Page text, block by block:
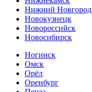
Нижний Новгород
Новокузнецк
Новороссийск
Новосибирск
Ногинск
Омск
Орёл
Оренбург